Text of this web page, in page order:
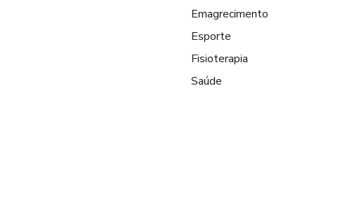
Emagrecimento
Esporte
Fisioterapia
Saúde